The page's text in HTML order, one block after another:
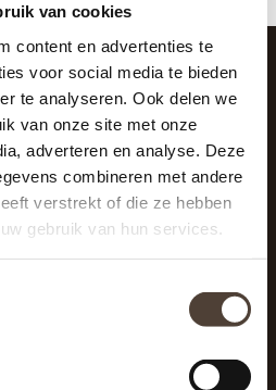
van cookies
content en advertenties te
voor social media te bieden
te analyseren. Ook delen we
van onze site met onze
adverteren en analyse. Deze
combineren met andere
verstrekt of die ze hebben
gebruik van hun services.
DE NIEUWSBRIEF
with our latest offers